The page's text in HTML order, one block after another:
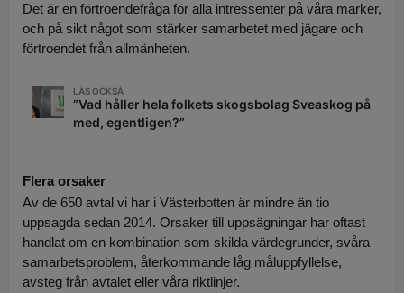
Det är en förtroendefråga för alla intressenter på våra marker,
och på sikt något som stärker samarbetet med jägare och
förtroendet från allmänheten.
Flera orsaker
Av de 650 avtal vi har i Västerbotten är mindre än tio
uppsagda sedan 2014. Orsaker till uppsägningar har oftast
handlat om en kombination som skilda värdegrunder, svåra
samarbetsproblem, återkommande låg måluppfyllelse,
avsteg från avtalet eller våra riktlinjer.